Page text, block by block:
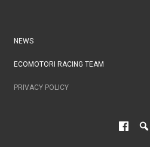
NEWS
ECOMOTORI RACING TEAM
PRIVACY POLICY